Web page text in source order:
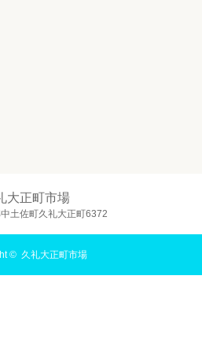
大正町市場
土佐町久礼大正町6372
© 久礼大正町市場